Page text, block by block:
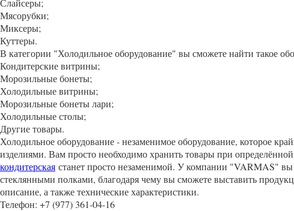
Слайсеры;
Мясорубки;
Миксеры;
Куттеры.
В категории "Холодильное оборудование" вы сможете найти такое
Кондитерские витрины;
Морозильные бонеты;
Холодильные витрины;
Морозильные бонеты лари;
Холодильные столы;
Другие товары.
Холодильное оборудование - незаменимое оборудование, которое
изделиями. Вам просто необходимо хранить товары при
кондитерская станет просто незаменимой. У компании "VARMAS"
стеклянными полками, благодаря чему вы сможете выставить
описание, а также технические характеристики.
Телефон: +7 (977) 361-04-16